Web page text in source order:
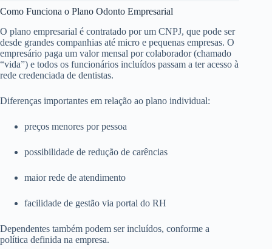
Como Funciona o Plano Odonto Empresarial
O plano empresarial é contratado por um CNPJ, que pode ser
desde grandes companhias até micro e pequenas empresas. O
empresário paga um valor mensal por colaborador (chamado
“vida”) e todos os funcionários incluídos passam a ter acesso à
rede credenciada de dentistas.
Diferenças importantes em relação ao plano individual:
preços menores por pessoa
possibilidade de redução de carências
maior rede de atendimento
facilidade de gestão via portal do RH
Dependentes também podem ser incluídos, conforme a
política definida na empresa.